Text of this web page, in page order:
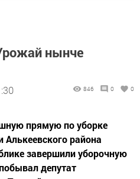
нынче
846 0 0
прямую по уборке
Алькеевского района
завершили уборочную
депутат